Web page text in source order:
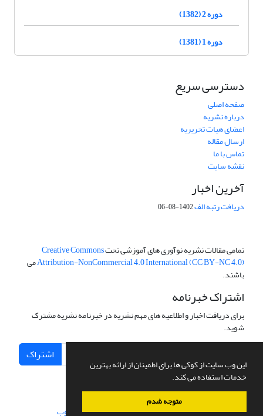
این وب سایت از کوکی ها برای اطمینان از ارائه بهترین
خدمات استفاده می کند.
متوجه شدم
دوره 2 (1382)
دوره 1 (1381)
دسترسی سریع
صفحه اصلی
درباره نشریه
اعضای هیات تحریریه
ارسال مقاله
تماس با ما
نقشه سایت
آخرین اخبار
دریافت رتبه الف1402-08-06
تمامی مقالات نشریه نوآوری های آموزشی تحتCreative Commons
Attribution-NonCommercial 4.0 International (CC BY-NC 4.0)می
باشند.
اشتراک خبرنامه
برای دریافت اخبار و اطلاعیه های مهم نشریه در خبرنامه نشریه مشترک
شوید.
اشتراک
سامانه مدیریت نشریات علمی.طراحی و پیاده سازی از سیناوب